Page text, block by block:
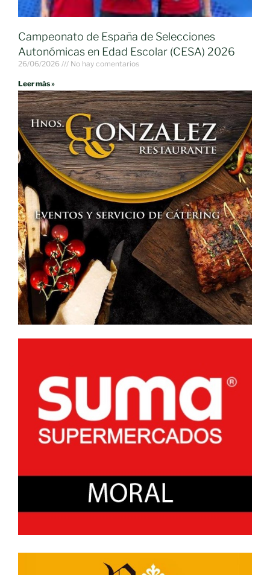
Campeonato de España de Selecciones
Autonómicas en Edad Escolar (CESA) 2026
26/06/2026 No hay comentarios
Leer más »